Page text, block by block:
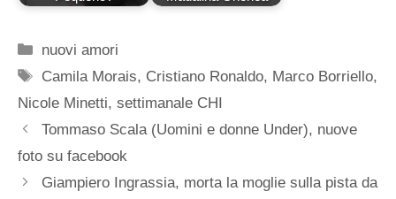
Categorie
nuovi amori
Tag
Camila Morais, Cristiano Ronaldo, Marco Borriello,
Nicole Minetti, settimanale CHI
Tommaso Scala (Uomini e donne Under), nuove
foto su facebook
Giampiero Ingrassia, morta la moglie sulla pista da